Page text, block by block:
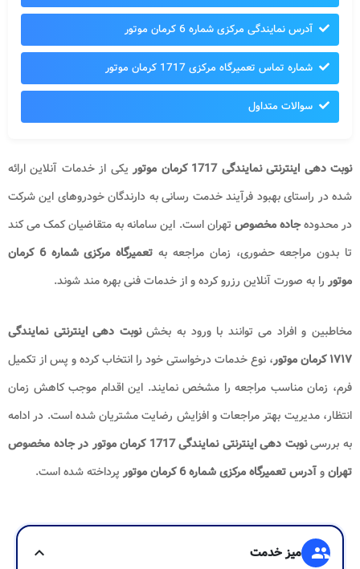
آدرس نمایندگی مرکزی شماره 6 کرمان موتور
شماره تماس تعمیرگاه مرکزی 1717 کرمان موتور
سوالات متداول
نوبت دهی اینترنتی نمایندگی 1717 کرمان موتور
یکی از خدمات آنلاین ارائه
شده در راستای بهبود فرآیند خدمت رسانی به دارندگان خودروهای این شرکت
در محدودهجاده مخصوص تهران است. این سامانه به متقاضیان کمک می کند
تا بدون مراجعه حضوری، زمان مراجعه به
تعمیرگاه مرکزی شماره 6 کرمان
موتوررا به صورت آنلاین رزرو کرده و از خدمات فنی بهره مند شوند.
مخاطبین و افراد می توانند با ورود به بخشنوبت دهی اینترنتی نمایندگی
۱۷۱۷ کرمان موتور، نوع خدمات درخواستی خود را انتخاب کرده و پس از تکمیل
فرم، زمان مناسب مراجعه را مشخص نمایند. این اقدام موجب کاهش زمان
انتظار، مدیریت بهتر مراجعات و افزایش رضایت مشتریان شده است. در ادامه
به بررسی
نوبت دهی اینترنتی نمایندگی 1717 کرمان موتور در جاده مخصوص
تهرانوآدرس تعمیرگاه مرکزی شماره 6 کرمان موتور پرداخته شده است.
group میز خدمت
expand_more